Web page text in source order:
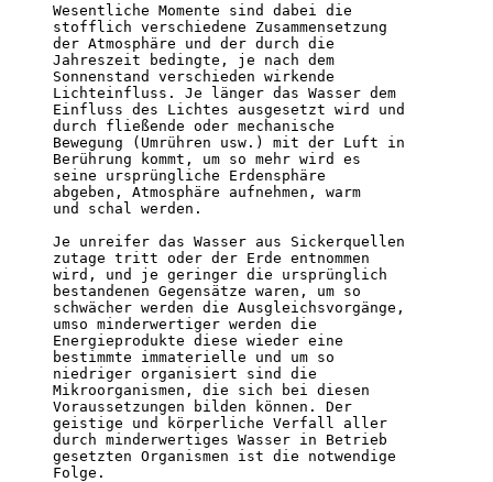
Wesentliche Momente sind dabei die
stofflich verschiedene Zusammensetzung
der Atmosphäre und der durch die
Jahreszeit bedingte, je nach dem
Sonnenstand verschieden wirkende
Lichteinfluss. Je länger das Wasser dem
Einfluss des Lichtes ausgesetzt wird und
durch fließende oder mechanische
Bewegung (Umrühren usw.) mit der Luft in
Berührung kommt, um so mehr wird es
seine ursprüngliche Erdensphäre
abgeben, Atmosphäre aufnehmen, warm
und schal werden.
Je unreifer das Wasser aus Sickerquellen
zutage tritt oder der Erde entnommen
wird, und je geringer die ursprünglich
bestandenen Gegensätze waren, um so
schwächer werden die Ausgleichsvorgänge,
umso minderwertiger werden die
Energieprodukte diese wieder eine
bestimmte immaterielle und um so
niedriger organisiert sind die
Mikroorganismen, die sich bei diesen
Voraussetzungen bilden können. Der
geistige und körperliche Verfall aller
durch minderwertiges Wasser in Betrieb
gesetzten Organismen ist die notwendige
Folge.